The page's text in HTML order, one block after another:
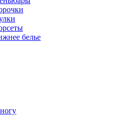
белье